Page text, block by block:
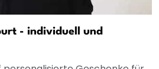
- individuell und